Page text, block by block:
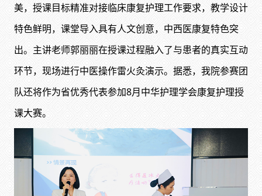
美，授课目标精准对接临床康复护理工作要求，教学设计
特色鲜明，课堂导入具有人文创意，中西医康复特色突
出。主讲老师郭丽丽在授课过程融入了与患者的真实互动
环节，现场进行中医操作雷火灸演示。据悉，我院参赛团
队还将作为省优秀代表参加8月中华护理学会康复护理授
课大赛。